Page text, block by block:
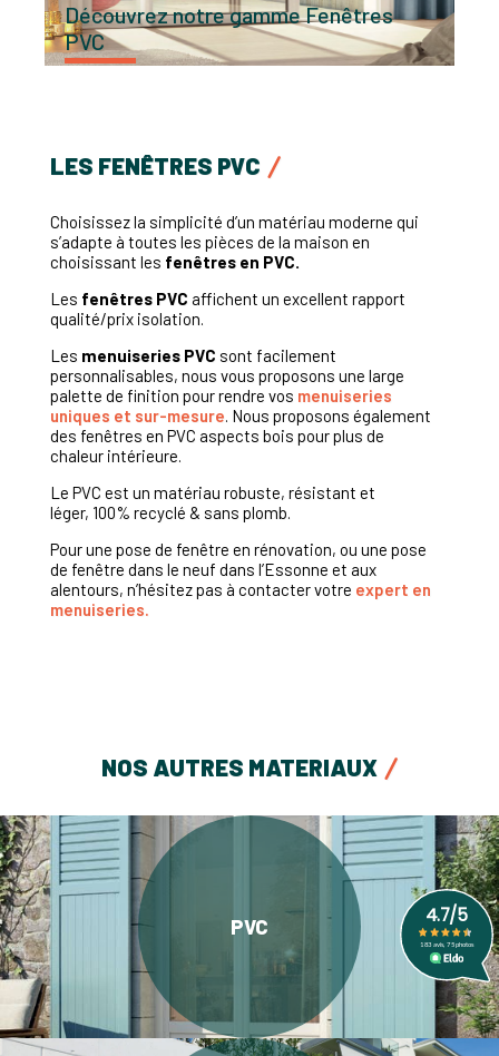
Découvrez notre gamme Fenêtres
PVC
LES FENÊTRES PVC
Choisissez la simplicité d’un matériau moderne qui
s’adapte à toutes les pièces de la maison en
choisissant les fenêtres en PVC.
Les fenêtres PVC affichent un excellent rapport
qualité/prix isolation.
Les menuiseries PVC sont facilement
personnalisables, nous vous proposons une large
palette de finition pour rendre vos menuiseries
uniques et sur-mesure. Nous proposons également
des fenêtres en PVC aspects bois pour plus de
chaleur intérieure.
Le PVC est un matériau robuste, résistant et
léger, 100% recyclé & sans plomb.
Pour une pose de fenêtre en rénovation, ou une pose
de fenêtre dans le neuf dans l’Essonne et aux
alentours, n’hésitez pas à contacter votre expert en
menuiseries.
NOS AUTRES MATERIAUX
PVC